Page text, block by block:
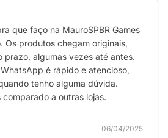
o suporte amplo e ajustável
e desencaixe os controles Joy-
aproveitar o tempo de jogo
que faço na MauroSPBR Games
Os produtos chegam originais,
prazo, algumas vezes até antes.
é rápido e atencioso,
tenho alguma dúvida.
a outras lojas.
06/04/2025